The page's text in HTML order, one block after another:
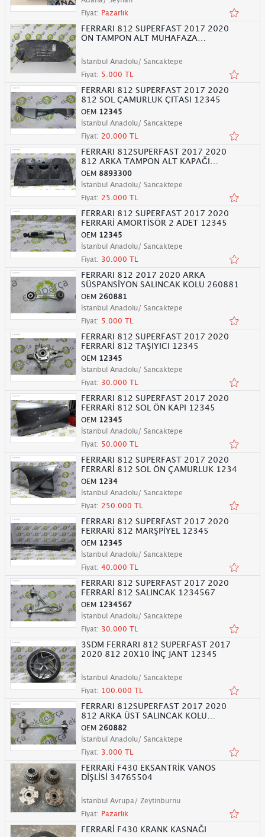
Fiyat: Pazarlık
FERRARI 812 SUPERFAST 2017 2020
ÖN TAMPON ALT MUHAFAZA
İstanbul Anadolu/ Sancaktepe
Fiyat: 5.000 TL
FERRARI 812 SUPERFAST 2017 2020
812 SOL ÇAMURLUK ÇITASI 12345
OEM 12345
İstanbul Anadolu/ Sancaktepe
Fiyat: 20.000 TL
FERRARI 812SUPERFAST 2017 2020
812 ARKA TAMPON ALT KAPAĞI
8893300
OEM 8893300
İstanbul Anadolu/ Sancaktepe
Fiyat: 25.000 TL
FERRARI 812 SUPERFAST 2017 2020
FERRARİ AMORTİSÖR 2 ADET 12345
OEM 12345
İstanbul Anadolu/ Sancaktepe
Fiyat: 30.000 TL
FERRARI 812 2017 2020 ARKA
SÜSPANSİYON SALINCAK KOLU 260881
OEM 260881
İstanbul Anadolu/ Sancaktepe
Fiyat: 5.000 TL
FERRARI 812 SUPERFAST 2017 2020
FERRARİ 812 TAŞIYICI 12345
OEM 12345
İstanbul Anadolu/ Sancaktepe
Fiyat: 30.000 TL
FERRARI 812 SUPERFAST 2017 2020
FERRARİ 812 SOL ÖN KAPI 12345
OEM 12345
İstanbul Anadolu/ Sancaktepe
Fiyat: 50.000 TL
FERRARI 812 SUPERFAST 2017 2020
FERRARİ 812 SOL ÖN ÇAMURLUK 1234
OEM 1234
İstanbul Anadolu/ Sancaktepe
Fiyat: 250.000 TL
FERRARI 812 SUPERFAST 2017 2020
FERRARİ 812 MARŞPİYEL 12345
OEM 12345
İstanbul Anadolu/ Sancaktepe
Fiyat: 40.000 TL
FERRARI 812 SUPERFAST 2017 2020
FERRARİ 812 SALINCAK 1234567
OEM 1234567
İstanbul Anadolu/ Sancaktepe
Fiyat: 30.000 TL
3SDM FERRARI 812 SUPERFAST 2017
2020 812 20X10 İNÇ JANT 12345
İstanbul Anadolu/ Sancaktepe
Fiyat: 100.000 TL
FERRARI 812SUPERFAST 2017 2020
812 ARKA ÜST SALINCAK KOLU
260882
OEM 260882
İstanbul Anadolu/ Sancaktepe
Fiyat: 3.000 TL
FERRARİ F430 EKSANTRİK VANOS
DİŞLİSİ 34765504
İstanbul Avrupa/ Zeytinburnu
Fiyat: Pazarlık
FERRARİ F430 KRANK KASNAĞI